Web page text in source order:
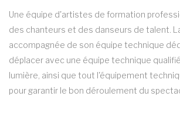
Une équipe d'artistes de formation
des chanteurs et des danseurs de talent.
accompagnée de son équipe technique
déplacer avec une équipe technique
lumière, ainsi que tout l'équipement
pour garantir le bon déroulement du